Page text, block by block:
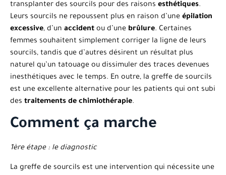
transplanter des sourcils pour des raisons esthétiques.
Leurs sourcils ne repoussent plus en raison d’une épilation
excessive, d’un accident ou d’une brûlure. Certaines
femmes souhaitent simplement corriger la ligne de leurs
sourcils, tandis que d’autres désirent un résultat plus
naturel qu’un tatouage ou dissimuler des traces devenues
inesthétiques avec le temps. En outre, la greffe de sourcils
est une excellente alternative pour les patients qui ont subi
des traitements de chimiothérapie.
Comment ça marche
1ère étape : le diagnostic
La greffe de sourcils est une intervention qui nécessite une